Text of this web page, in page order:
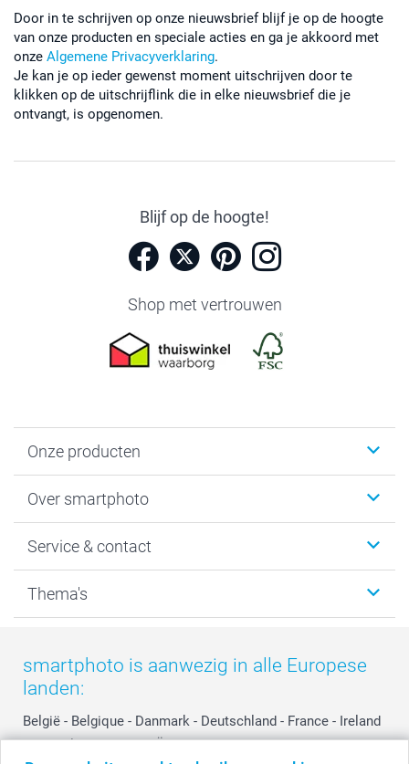
Door in te schrijven op onze nieuwsbrief blijf je op de hoogte
van onze producten en speciale acties en ga je akkoord met
onze Algemene Privacyverklaring.
Je kan je op ieder gewenst moment uitschrijven door te
klikken op de uitschrijflink die in elke nieuwsbrief die je
ontvangt, is opgenomen.
Blijf op de hoogte!
Shop met vertrouwen
Onze producten
Fotoboeken
Fotocadeaus
Kaarten
Over smartphoto
Vacatures
Bestelproces
Privacy
Cookiebeleid
Reviews
Prijslijst
Service & contact
Tevredenheidsgarantie
smartbonus
smartfriends
service@smartphoto.nl
Affiliate partnerprogramma
Thema's
Moederdag
Vaderdag
Huwelijk
smartphoto is aanwezig in alle Europese
landen:
België - Belgique - Danmark - Deutschland - France - Ireland
- Nederland - Norge - Österreich - Schweiz - Suisse -